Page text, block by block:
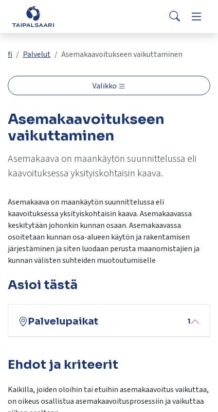
Siirry pääsisältöön
Palaute
Yhteystiedot
Search
Valitse
oleva
ylös-
ja
Siirry
valittuun
hakutulokseen
enteriä.
Kosketuslaitteiden
voivat
käyttää
kosketus-
pyyhkäisyliikkeitä.
Asuminen ja rakentaminen
Opetus ja kasvatus
Hyvinvointi ja terveys
Kulttuuri ja vapaa-aika
Kunta ja päätöksenteko
Työ ja yrittäminen
fi Palvelut Asemakaavoitukseen vaikuttaminen
Valikko
Asemakaavoitukseen
vaikuttaminen
Asemakaava on maankäytön suunnittelussa eli
kaavoituksessa yksityiskohtaisin kaava.
Asemakaava on maankäytön suunnittelussa eli
kaavoituksessa yksityiskohtaisin kaava. Asemakaavassa
keskitytään johonkin kunnan osaan. Asemakaavassa
osoitetaan kunnan osa-alueen käytön ja rakentamisen
järjestäminen ja siten luodaan perusta maanomistajien ja
kunnan välisten suhteiden muotoutumiselle
Asioi tästä
Palvelupaikat 1
Ehdot ja kriteerit
Kaikilla, joiden oloihin tai etuihin asemakaavoitus vaikuttaa,
on oikeus osallistua asemakaavoitusprosessiin ja vaikuttaa